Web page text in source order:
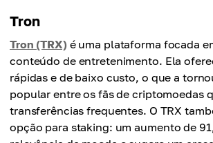
Tron
Tron (TRX) é uma plataforma focada
conteúdo de entretenimento. Ela
rápidas e de baixo custo, o que a
popular entre os fãs de criptomoedas
transferências frequentes. O TRX
opção para staking: um aumento de